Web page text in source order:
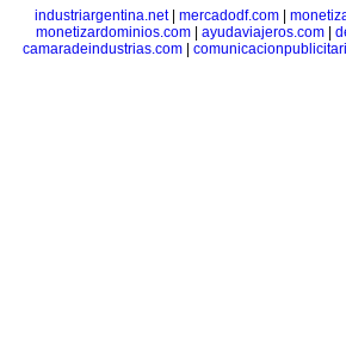
industriargentina.net| mercadodf.com|
monetizardominios.com
ayudaviajeros.com
camaradeindustrias.com|